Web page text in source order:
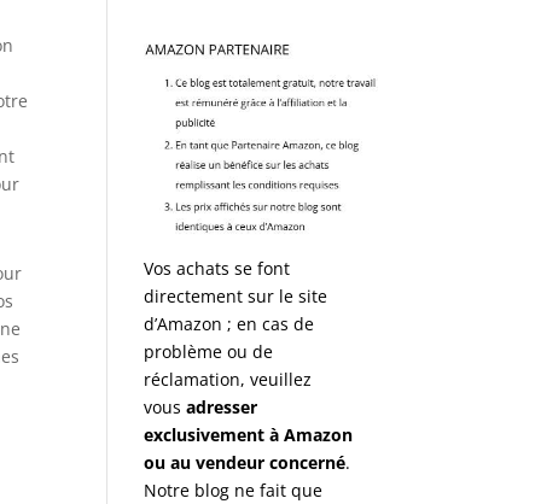
Vos achats se font
directement sur le site
d’Amazon ; en cas de
problème ou de
réclamation, veuillez
vousadresser
exclusivement à Amazon
ou au vendeur concerné.
Notre blog ne fait que